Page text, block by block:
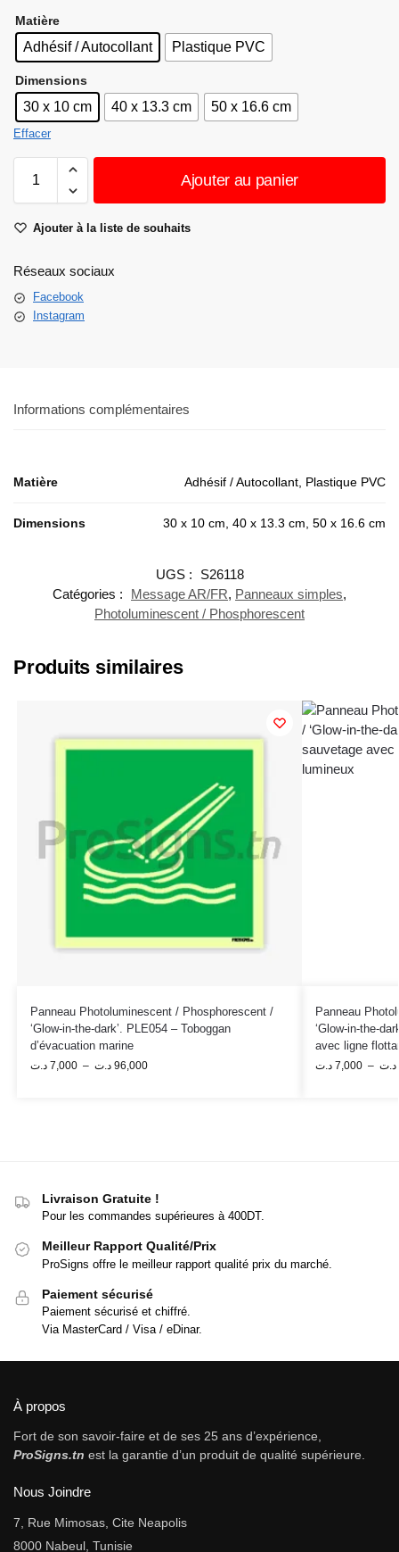
Matière
Adhésif / Autocollant Plastique PVC
Dimensions
30 x 10 cm 40 x 13.3 cm 50 x 16.6 cm
Effacer
Ajouter au panier
Ajouter à la liste de souhaits
Réseaux sociaux
Facebook
Instagram
Informations complémentaires
Matière Adhésif / Autocollant, Plastique PVC
Dimensions 30 x 10 cm, 40 x 13.3 cm, 50 x 16.6 cm
UGS :
S26118
Catégories :
Message AR/FR, Panneaux simples,
Photoluminescent / Phosphorescent
Produits similaires
Panneau Photoluminescent / Phosphorescent /
‘Glow-in-the-dark’. PLE054 – Toboggan
d’évacuation marine
7,000 د.ت – 96,000 د.ت
Panneau
‘Glow-in-the-
avec ligne
7,000 د.ت – د.ت
Livraison Gratuite !
Pour les commandes supérieures à 400DT.
Meilleur Rapport Qualité/Prix
ProSigns offre le meilleur rapport qualité prix du marché.
Paiement sécurisé
Paiement sécurisé et chiffré.
Via MasterCard / Visa / eDinar.
À propos
Fort de son savoir-faire et de ses 25 ans d’expérience,
ProSigns.tn est la garantie d’un produit de qualité supérieure.
Nous Joindre
7, Rue Mimosas, Cite Neapolis
8000 Nabeul, Tunisie